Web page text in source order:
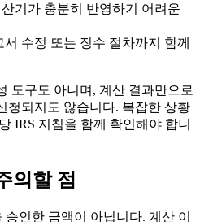
기가 충분히 반영하기 어려운
수정 또는 징수 절차까지 함께
도구도 아니며, 계산 결과만으로
청되지도 않습니다. 복잡한 상황
IRS 지침을 함께 확인해야 합니
의할 점
인한 금액이 아닙니다. 계산 이